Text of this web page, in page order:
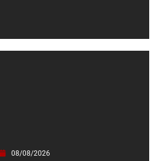
08/08/2026